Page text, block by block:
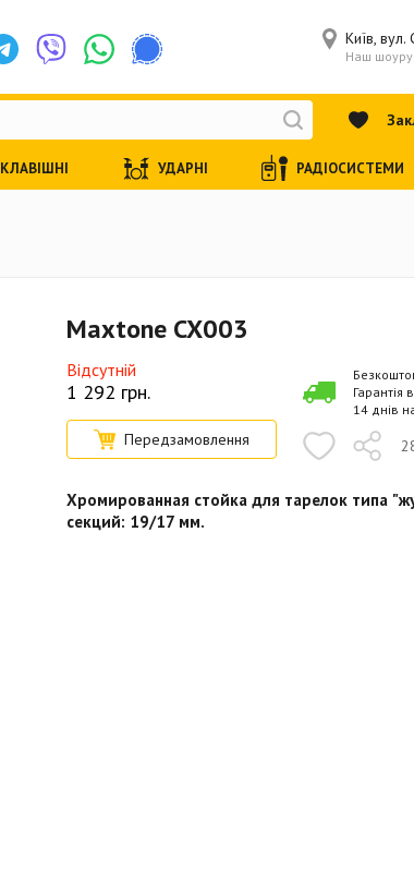
Maxtone CX003
Відсутній
1 292 грн.
Передзамовлення
Гарантія
14 днів
Хромированная стойка для тарелок типа
секций: 19/17 мм.
Київ, вул.
Наш
КЛАВІШНІ УДАРНІ РАДІОСИСТЕМИ